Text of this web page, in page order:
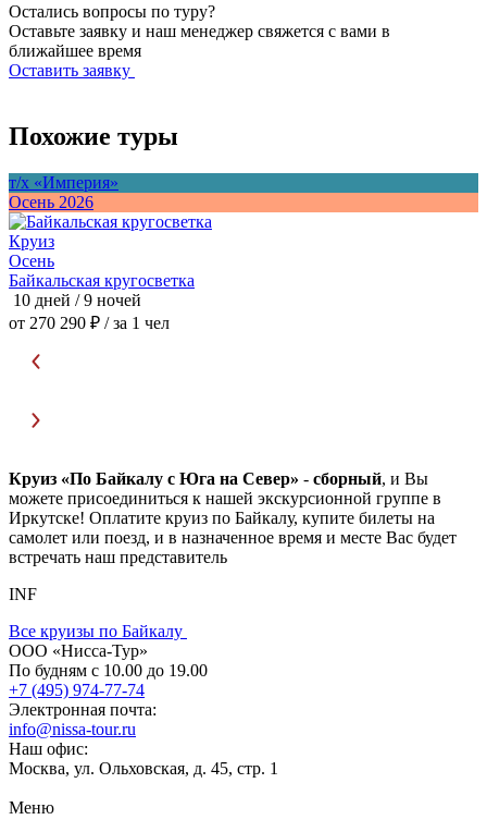
Остались вопросы по туру?
Оставьте заявку и наш менеджер свяжется с вами в
ближайшее время
Оставить заявку
Похожие туры
т/х «Империя»
Осень 2026
Круиз
Осень
Байкальская кругосветка
10 дней / 9 ночей
от 270 290 ₽ / за 1 чел
Круиз «По Байкалу с Юга на Север» - сборный, и Вы
можете присоединиться к нашей экскурсионной группе в
Иркутске! Оплатите круиз по Байкалу, купите билеты на
самолет или поезд, и в назначенное время и месте Вас будет
встречать наш представитель
INF
Все круизы по Байкалу
ООО «Нисса-Тур»
По будням с 10.00 до 19.00
+7 (495) 974-77-74
Электронная почта:
info@nissa-tour.ru
Наш офис:
Москва, ул. Ольховская, д. 45, стр. 1
Меню